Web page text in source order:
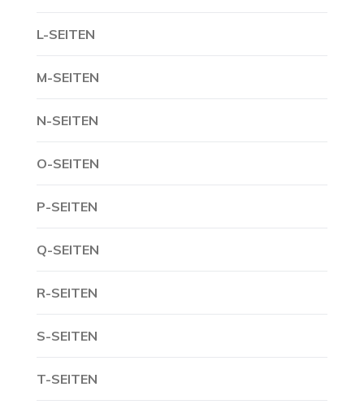
L-SEITEN
M-SEITEN
N-SEITEN
O-SEITEN
P-SEITEN
Q-SEITEN
R-SEITEN
S-SEITEN
T-SEITEN